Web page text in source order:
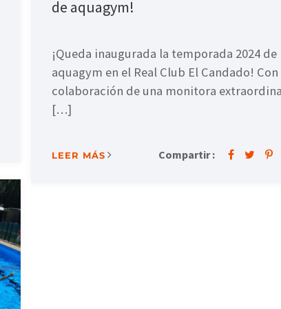
de aquagym!
¡Queda inaugurada la temporada 2024 de
aquagym en el Real Club El Candado! Con
colaboración de una monitora
[…]
LEER MÁS Compartir :